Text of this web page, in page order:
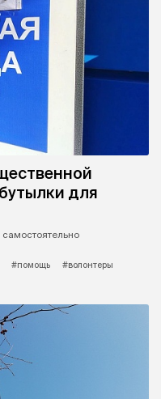
для
самостоятельно
#помощь
#волонтеры